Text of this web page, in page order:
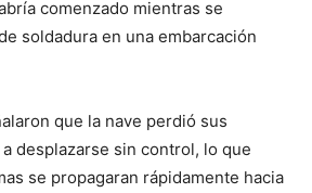
comenzado mientras se
soldadura en una embarcación
que la nave perdió sus
desplazarse sin control, lo que
se propagaran rápidamente hacia